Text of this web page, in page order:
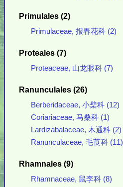
Primulales (2)
Primulaceae, 报春花科 (2)
Proteales (7)
Proteaceae, 山龙眼科 (7)
Ranunculales (26)
Berberidaceae, 小檗科 (12)
Coriariaceae, 马桑科 (1)
Lardizabalaceae, 木通科 (2)
Ranunculaceae, 毛茛科 (11)
Rhamnales (9)
Rhamnaceae, 鼠李科 (8)